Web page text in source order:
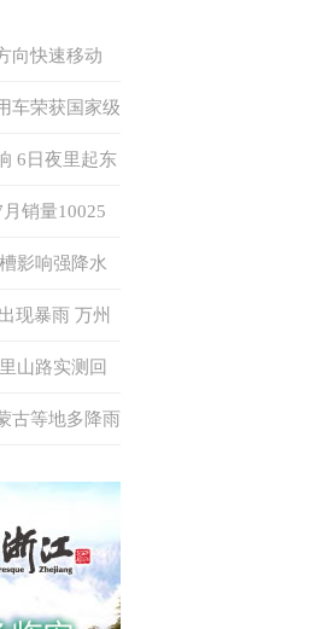
向快速移动
车荣获国家级
6日夜里起东
销量10025
增长96%
影响强降水
现暴雨 万州
山路实测回
古等地多降雨